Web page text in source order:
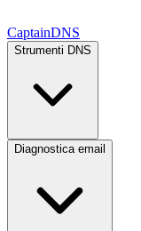
CaptainDNS
Strumenti DNS
Diagnostica email